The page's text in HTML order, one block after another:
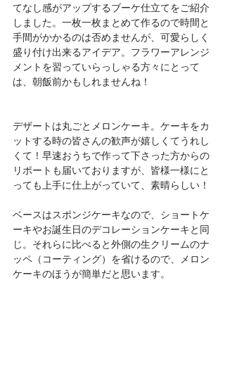
てなし感がアップするブーケ仕立てをご紹介
しました。一枚一枚まとめて作るので時間と
手間がかかるのは否めませんが、可愛らしく
盛り付け出来るアイデア。フラワーアレンジ
メントを習っていらっしゃる方々にとって
は、朝飯前かもしれませんね！
デザートは丸ごとメロンケーキ。ケーキをカ
ットする時の皆さんの歓声が嬉しくてうれし
くて！早速おうちで作って下さった方からの
リポートも届いておりますが、皆様一様にと
っても上手に仕上がっていて、素晴らしい！
ベースはスポンジケーキなので、ショートケ
ーキやお誕生日のデコレーションケーキと同
じ。それらに比べると外側の生クリームのナ
ッペ（コーティング）を省けるので、メロン
ケーキのほうが簡単だと思います。